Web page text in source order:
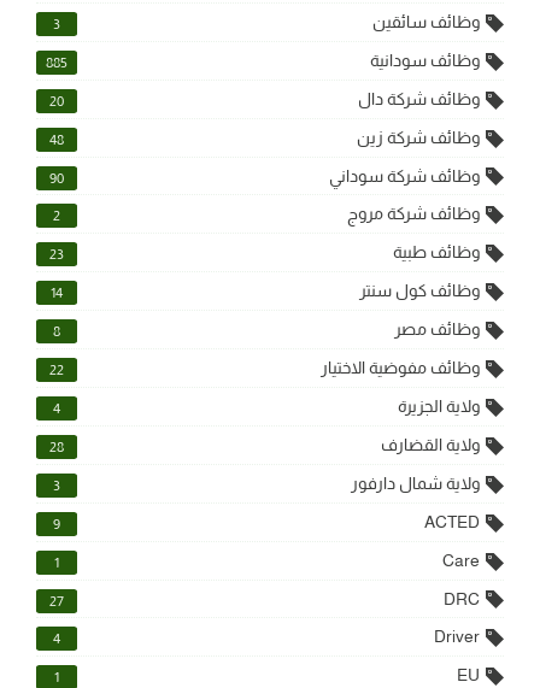
وظائف سائقين 3
وظائف سودانية 885
وظائف شركة دال 20
وظائف شركة زين 48
وظائف شركة سوداني 90
وظائف شركة مروج 2
وظائف طبية 23
وظائف كول سنتر 14
وظائف مصر 8
وظائف مفوضية الاختيار 22
ولاية الجزيرة 4
ولاية القضارف 28
ولاية شمال دارفور 3
ACTED
9
Care
1
DRC
27
Driver
4
EU
1